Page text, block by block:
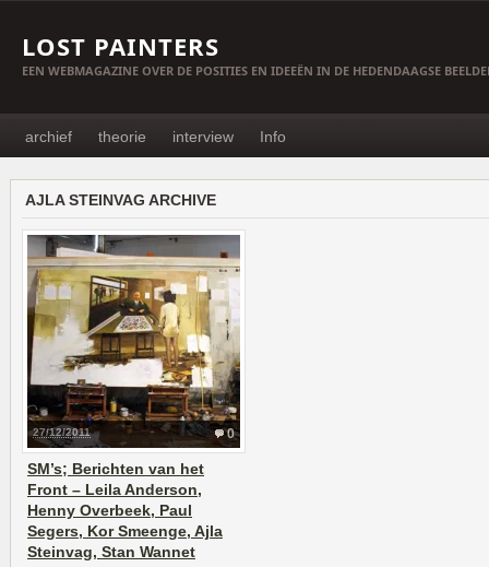
LOST PAINTERS
EEN WEBMAGAZINE OVER DE POSITIES EN IDEEËN IN DE HEDENDAAGSE
archief theorie interview Info
AJLA STEINVAG ARCHIVE
0
27/12/2011
SM’s; Berichten van het
Front – Leila Anderson,
Henny Overbeek, Paul
Segers, Kor Smeenge, Ajla
Steinvag, Stan Wannet